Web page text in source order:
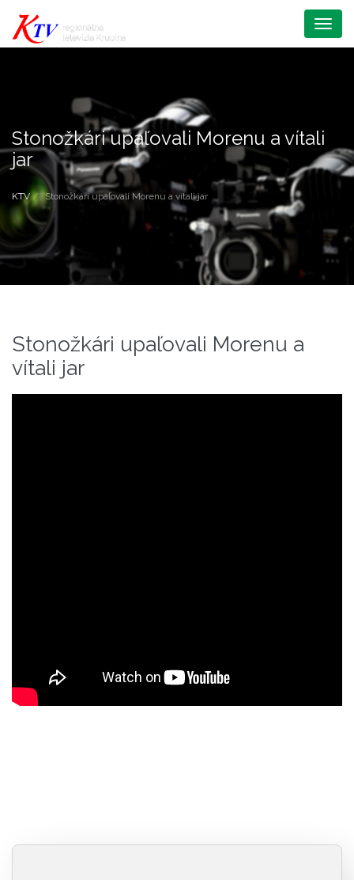
Menu
Stonožkári upaľovali Morenu a vítali
jar
KTV Stonožkári upaľovali Morenu a vítali jar
Stonožkári upaľovali Morenu a
vítali jar